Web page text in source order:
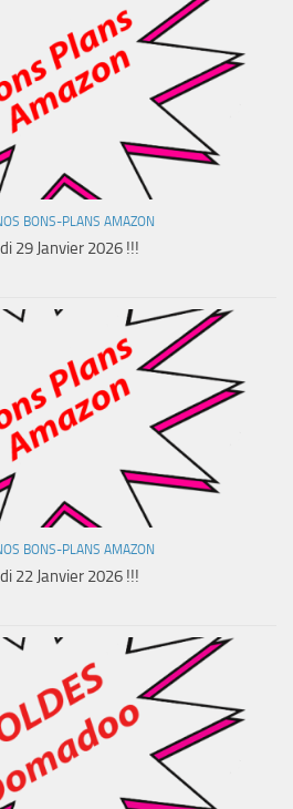
BONS-PLANS AMAZON
29 Janvier 2026 !!!
BONS-PLANS AMAZON
22 Janvier 2026 !!!